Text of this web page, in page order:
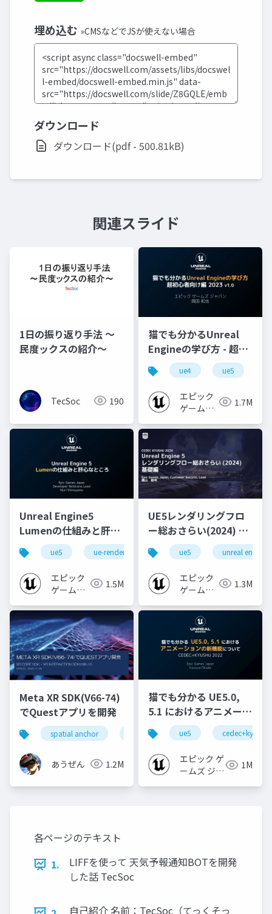
埋め込む »CMSなどでJSが使えない場合
ダウンロード
ダウンロード(pdf - 500.81kB)
関連スライド
1日の振り返り手法 〜
民度ックスの紹介〜
TecSoc 190
猫でも分かるUnreal
Engineの学び方 - 超初
心者向け編 - 2023 v1.0
ue4 ue5
エピック
ゲームズ
1.7M
Unreal Engine5
Lumenの仕組みと肝心
なところ
ue5 ue-rendering ue-lumen
エピック
ゲームズ
1.5M
UE5レンダリングフロ
ー総おさらい(2024) 基
礎編！
[CEDEC+KYUSHU
2024]
ue5 unreal engine
エピック
ゲームズ
1.3M
Meta XR SDK(V66-74)
でQuestアプリを開発
spatial anchor quest pro
あうぜん 1.2M
猫でも分かる UE5.0,
5.1 におけるアニメーシ
ョンの新機能について
【CEDEC+KYUSHU
2022】
ue5 cedec+kyushu
エピック ゲ
ームズ ジャ
1M
各ページのテキスト
1.
LIFFを使って 天気予報通知BOTを開発
した話 TecSoc
自己紹介 名前：TecSoc（てっくそっ